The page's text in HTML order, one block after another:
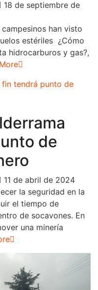
18 de septiembre de
han visto
estériles ¿Cómo
hidrocarburos y gas?,
de
11 de abril de 2024
la seguridad en la
el tiempo de
de socavones. En
una minería